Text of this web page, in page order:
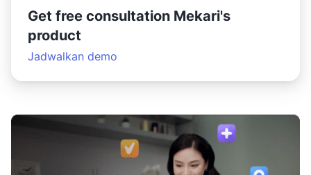
Get free consultation Mekari's
product
Jadwalkan demo